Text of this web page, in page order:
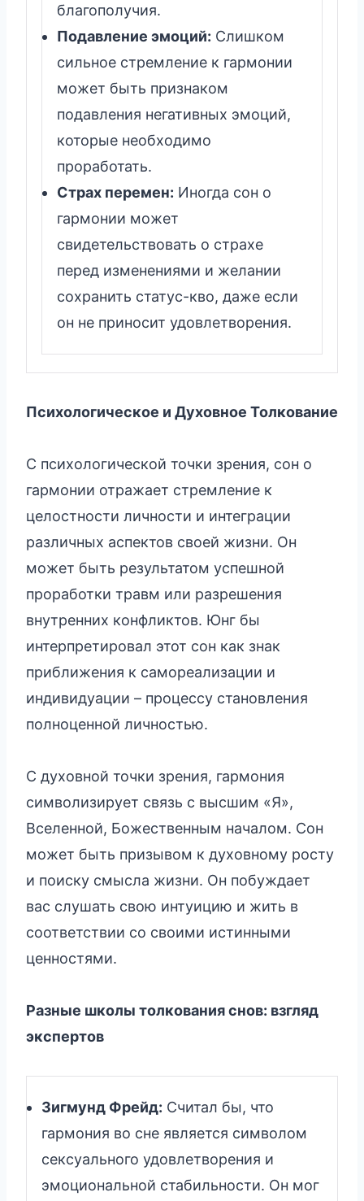
благополучия.
Подавление эмоций: Слишком
сильное стремление к гармонии
может быть признаком
подавления негативных эмоций,
которые необходимо
проработать.
Страх перемен: Иногда сон о
гармонии может
свидетельствовать о страхе
перед изменениями и желании
сохранить статус-кво, даже если
он не приносит удовлетворения.
Психологическое и Духовное Толкование
С психологической точки зрения, сон о
гармонии отражает стремление к
целостности личности и интеграции
различных аспектов своей жизни. Он
может быть результатом успешной
проработки травм или разрешения
внутренних конфликтов. Юнг бы
интерпретировал этот сон как знак
приближения к самореализации и
индивидуации – процессу становления
полноценной личностью.
С духовной точки зрения, гармония
символизирует связь с высшим «Я»,
Вселенной, Божественным началом. Сон
может быть призывом к духовному росту
и поиску смысла жизни. Он побуждает
вас слушать свою интуицию и жить в
соответствии со своими истинными
ценностями.
Разные школы толкования снов: взгляд
экспертов
Зигмунд Фрейд: Считал бы, что
гармония во сне является символом
сексуального удовлетворения и
эмоциональной стабильности. Он мог